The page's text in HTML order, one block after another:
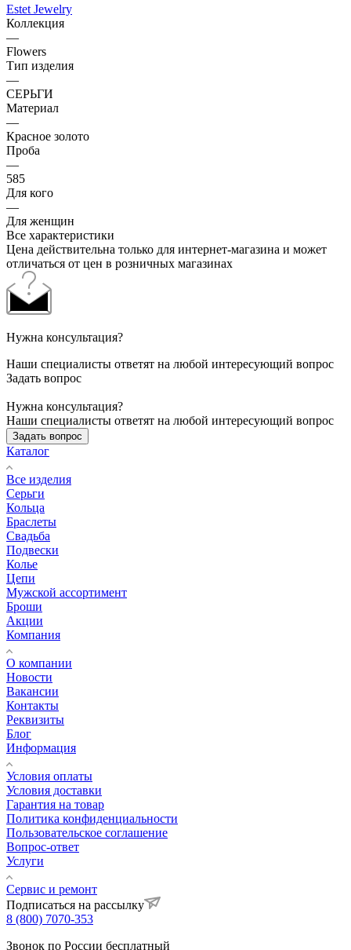
Estet Jewelry
Коллекция
—
Flowers
Тип изделия
—
СЕРЬГИ
Материал
—
Красное золото
Проба
—
585
Для кого
—
Для женщин
Все характеристики
Цена действительна только для интернет-магазина и может
отличаться от цен в розничных магазинах
Нужна консультация?
Наши специалисты ответят на любой интересующий вопрос
Задать вопрос
Нужна консультация?
Наши специалисты ответят на любой интересующий вопрос
Задать вопрос
Каталог
Все изделия
Серьги
Кольца
Браслеты
Свадьба
Подвески
Колье
Цепи
Мужской ассортимент
Броши
Акции
Компания
О компании
Новости
Вакансии
Контакты
Реквизиты
Блог
Информация
Условия оплаты
Условия доставки
Гарантия на товар
Политика конфиденциальности
Пользовательское соглашение
Вопрос-ответ
Услуги
Сервис и ремонт
Подписаться на рассылку
8 (800) 7070-353
Звонок по России бесплатный